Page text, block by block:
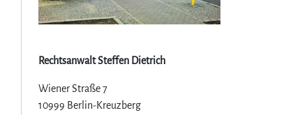
Rechtsanwalt Steffen Dietrich
Wiener Straße 7
10999 Berlin-Kreuzberg